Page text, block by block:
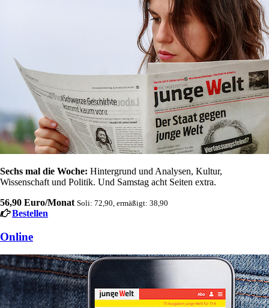
Sechs mal die Woche: Hintergrund und Analysen, Kultur,
Wissenschaft und Politik. Und Samstag acht Seiten extra.
56,90 Euro/Monat Soli: 72,90, ermäßigt: 38,90
Bestellen
Online